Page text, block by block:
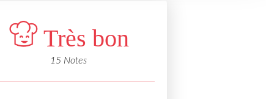
Très bon
15 Notes